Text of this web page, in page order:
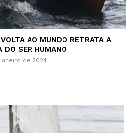
AO MUNDO RETRATA A
DO SER HUMANO
de 2024